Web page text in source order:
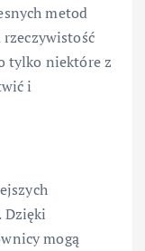
metod
tylko niektóre z
i
Dzięki
mogą